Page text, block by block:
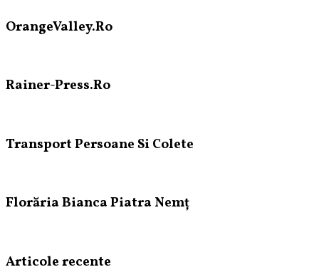
OrangeValley.Ro
Rainer-Press.Ro
Transport Persoane Si Colete
Florăria Bianca Piatra Nemț
Articole recente